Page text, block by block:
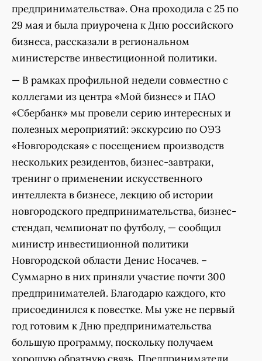
предпринимательства». Она проходила с 25 по
29 мая и была приурочена к Дню российского
бизнеса, рассказали в региональном
министерстве инвестиционной политики.
— В рамках профильной недели совместно с
коллегами из центра «Мой бизнес» и ПАО
«Сбербанк» мы провели серию интересных и
полезных мероприятий: экскурсию по ОЭЗ
«Новгородская» с посещением производств
нескольких резидентов, бизнес-завтраки,
тренинг о применении искусственного
интеллекта в бизнесе, лекцию об истории
новгородского предпринимательства, бизнес-
стендап, чемпионат по футболу, — сообщил
министр инвестиционной политики
Новгородской области Денис Носачев. –
Суммарно в них приняли участие почти 300
предпринимателей. Благодарю каждого, кто
присоединился к повестке. Мы уже не первый
год готовим к Дню предпринимательства
большую программу, поскольку получаем